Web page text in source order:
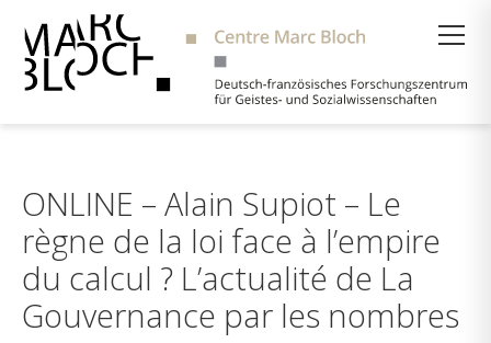
ONLINE – Alain Supiot – Le
règne de la loi face à l’empire
du calcul ? L’actualité de La
Gouvernance par les nombres